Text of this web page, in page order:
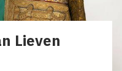
Lieven